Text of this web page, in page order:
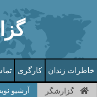
خاطرات زندان کارگری
گزارشگر آرشیو